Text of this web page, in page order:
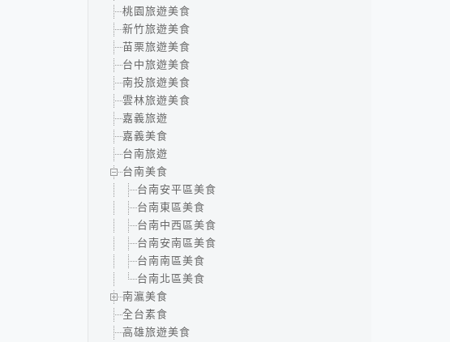
桃園旅遊美食
新竹旅遊美食
苗栗旅遊美食
台中旅遊美食
南投旅遊美食
雲林旅遊美食
嘉義旅遊
嘉義美食
台南旅遊
台南美食
台南安平區美食
台南東區美食
台南中西區美食
台南安南區美食
台南南區美食
台南北區美食
南瀛美食
全台素食
高雄旅遊美食